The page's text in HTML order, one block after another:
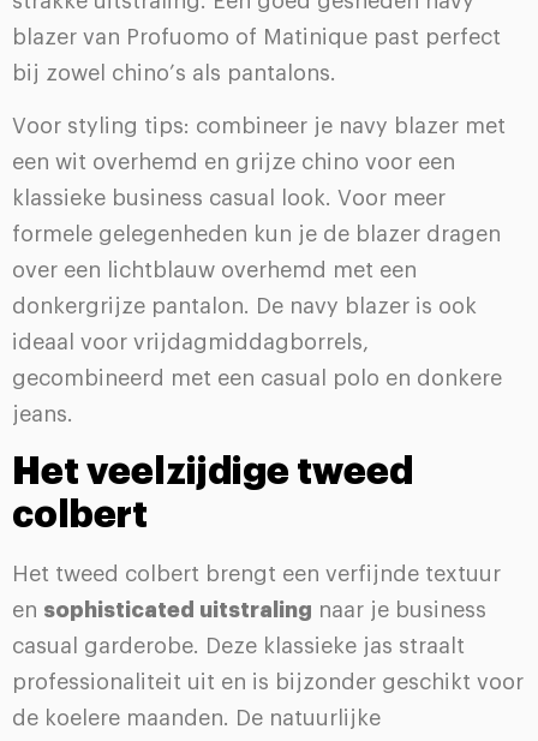
blazer van Profuomo of Matinique past perfect
bij zowel chino’s als pantalons.
Voor styling tips: combineer je navy blazer met
een wit overhemd en grijze chino voor een
klassieke business casual look. Voor meer
formele gelegenheden kun je de blazer dragen
over een lichtblauw overhemd met een
donkergrijze pantalon. De navy blazer is ook
ideaal voor vrijdagmiddagborrels,
gecombineerd met een casual polo en donkere
jeans.
Het veelzijdige tweed
colbert
Het tweed colbert brengt een verfijnde textuur
en sophisticated uitstraling naar je business
casual garderobe. Deze klassieke jas straalt
professionaliteit uit en is bijzonder geschikt voor
de koelere maanden. De natuurlijke